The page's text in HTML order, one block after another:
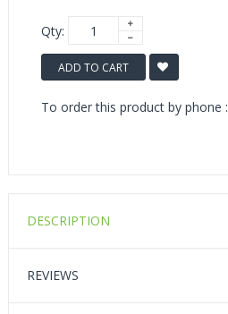
Qty:
ADD TO CART
To order this product by phone :
DESCRIPTION
REVIEWS